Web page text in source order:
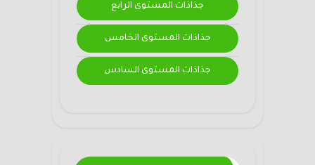
جذاذات المستوى الرابع
جذاذات المستوى الخامس
جذاذات المستوى السادس